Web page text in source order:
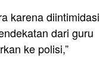
karena diintimidasi
dari guru
ke polisi,”